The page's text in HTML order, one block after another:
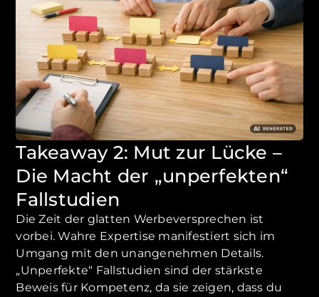
Takeaway 2: Mut zur Lücke –
Die Macht der „unperfekten“
Fallstudien
Die Zeit der glatten Werbeversprechen ist
vorbei. Wahre Expertise manifestiert sich im
Umgang mit den unangenehmen Details.
„Unperfekte“ Fallstudien sind der stärkste
Beweis für Kompetenz, da sie zeigen, dass du